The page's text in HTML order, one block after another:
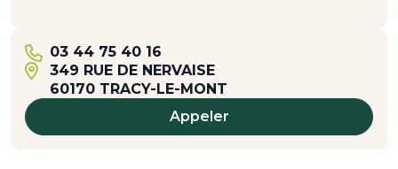
03 44 75 40 16
349 RUE DE NERVAISE
60170 TRACY-LE-MONT
Appeler